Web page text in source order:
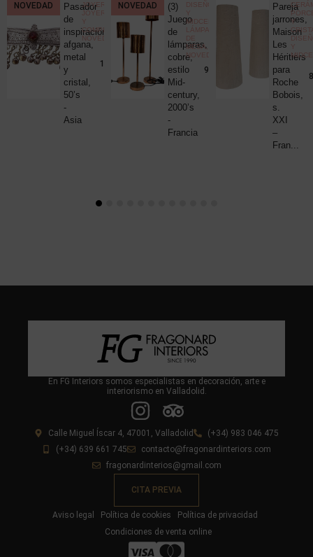
,
€
NOVEDAD
Pasador
de
inspiración
afgana,
metal
y
cristal,
50’s
-
Asia
JOYERÍA
JOYERÍA
Y
COMPLEMENTOS
NOVEDADES
190,00
NOVEDAD
(3)
Juego
de
lámparas,
cobre,
estilo
Mid-
century,
2000’s
-
Francia
DISEÑO
Y
MIDCENTURY
LÁMPARAS
DE
MESA,
NOVEDADES
980,00
Pareja
jarrones,
Maison
Les
Héritiers
para
Roche
Bobois,
s.
XXI
–
Fran...
Y
Y
En FG Interiors somos especialistas en decoración, arte e
interiorismo en Valladolid.
Calle Miguel Íscar 4, 47001, Valladolid
(+34) 983 046 475
(+34) 639 661 745
contacto@fragonardinteriors.com
fragonardinterios@gmail.com
CITA PREVIA
Aviso legal Política de cookies
Política de privacidad
Condiciones de venta online